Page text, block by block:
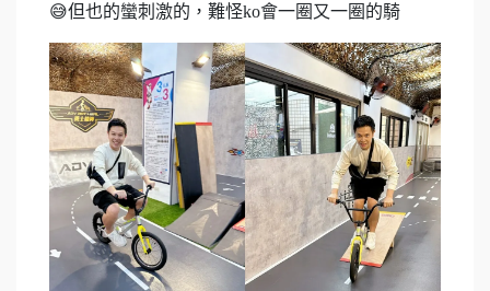
😅但也的蠻刺激的，難怪ko會一圈又一圈的騎